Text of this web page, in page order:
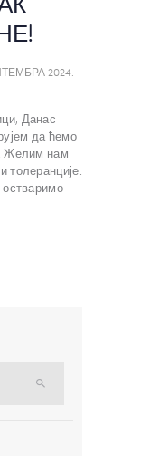
2024.
Данас
да ћемо
Желим нам
толеранције.
остваримо